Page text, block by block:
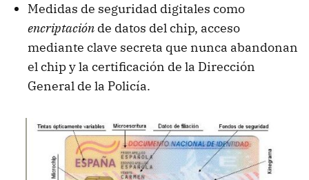
Medidas de seguridad digitales como
encriptación de datos del chip, acceso
mediante clave secreta que nunca abandonan
el chip y la certificación de la Dirección
General de la Policía.